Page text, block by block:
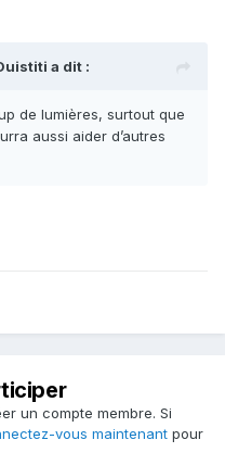
a dit :
de lumières, surtout que
aussi aider d’autres
un compte membre. Si
vous maintenant pour